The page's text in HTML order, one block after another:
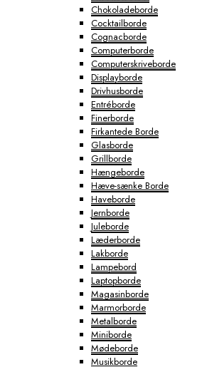
Chokoladeborde
Cocktailborde
Cognacborde
Computerborde
Computerskriveborde
Displayborde
Drivhusborde
Entréborde
Finerborde
Firkantede Borde
Glasborde
Grillborde
Hængeborde
Hæve-sænke Borde
Haveborde
Jernborde
Juleborde
Læderborde
Lakborde
Lampebord
Laptopborde
Magasinborde
Marmorborde
Metalborde
Miniborde
Mødeborde
Musikborde